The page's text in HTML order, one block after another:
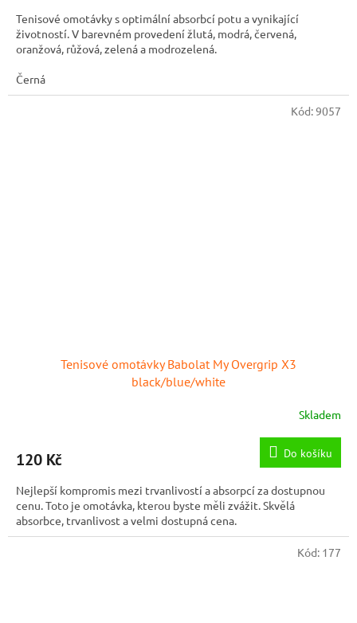
Tenisové omotávky s optimální absorbcí potu a vynikající
životností. V barevném provedení žlutá, modrá, červená,
oranžová, růžová, zelená a modrozelená.
Černá
Tenisové omotávky Babolat My Overgrip X3
black/blue/white
Skladem
120 Kč Do košíku
Nejlepší kompromis mezi trvanlivostí a absorpcí za dostupnou
cenu. Toto je omotávka, kterou byste měli zvážit. Skvělá
absorbce, trvanlivost a velmi dostupná cena.
Kód:9057
Kód: 177